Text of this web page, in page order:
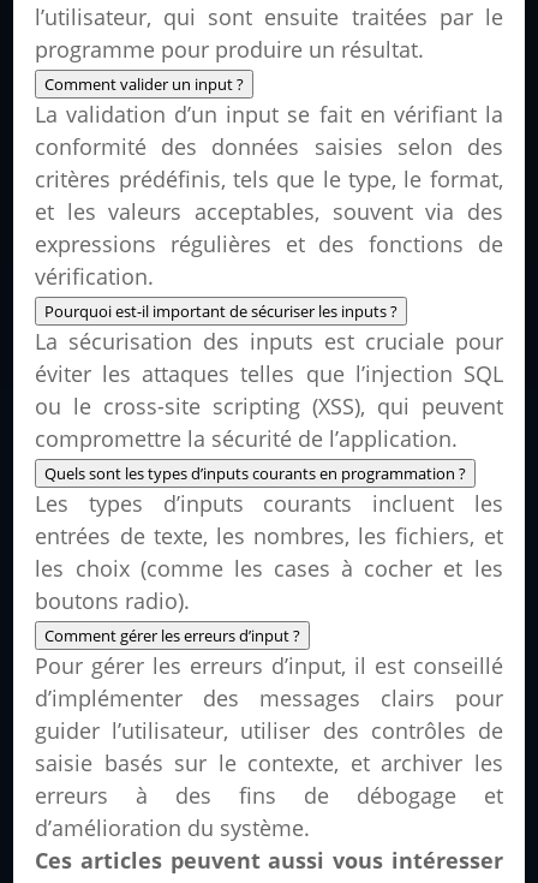
l’utilisateur, qui sont ensuite traitées par le
programme pour produire un résultat.
Comment valider un input ?
La validation d’un input se fait en vérifiant la
conformité des données saisies selon des
critères prédéfinis, tels que le type, le format,
et les valeurs acceptables, souvent via des
expressions régulières et des fonctions de
vérification.
Pourquoi est-il important de sécuriser les inputs ?
La sécurisation des inputs est cruciale pour
éviter les attaques telles que l’injection SQL
ou le cross-site scripting (XSS), qui peuvent
compromettre la sécurité de l’application.
Quels sont les types d’inputs courants en programmation ?
Les types d’inputs courants incluent les
entrées de texte, les nombres, les fichiers, et
les choix (comme les cases à cocher et les
boutons radio).
Comment gérer les erreurs d’input ?
Pour gérer les erreurs d’input, il est conseillé
d’implémenter des messages clairs pour
guider l’utilisateur, utiliser des contrôles de
saisie basés sur le contexte, et archiver les
erreurs à des fins de débogage et
d’amélioration du système.
Ces articles peuvent aussi vous intéresser